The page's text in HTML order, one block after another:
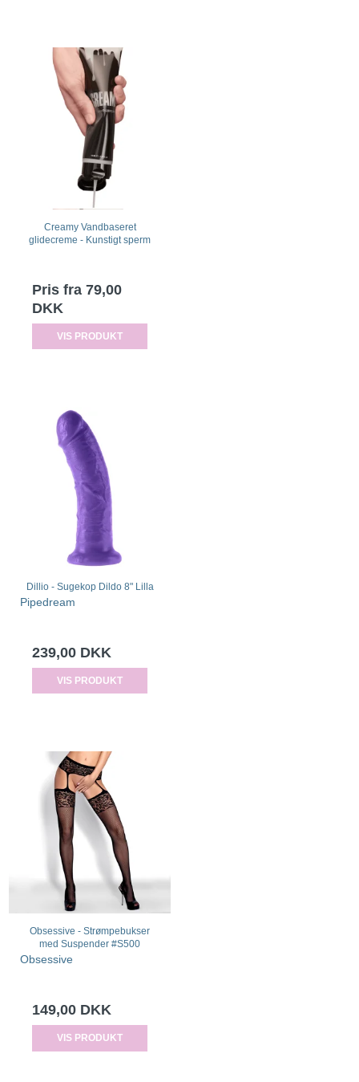
Creamy Vandbaseret
glidecreme - Kunstigt sperm
Pris fra 79,00
DKK
VIS PRODUKT
Dillio - Sugekop Dildo 8" Lilla
Pipedream
239,00 DKK
VIS PRODUKT
Obsessive - Strømpebukser
med Suspender #S500
Obsessive
149,00 DKK
VIS PRODUKT